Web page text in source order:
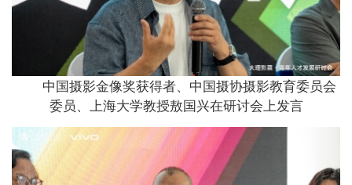
中国摄影金像奖获得者、中国摄协摄影教育委员会
委员、上海大学教授敖国兴在研讨会上发言